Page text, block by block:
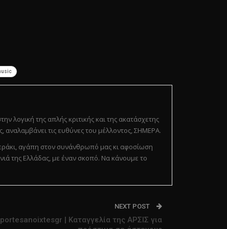
λογική της απλής κριτικής και της ακατάσχετης
τις ευθύνες του μέλλοντος, ΣΗΜΕΡΑ.
αγάπη στον συνάνθρωπό μας κι αφοσίωση
της Ελλάδας, με έναν σκοπό. Να κάνουμε το
NEXT POST
| Καταγγελία της ΑΡΣΙΣ για